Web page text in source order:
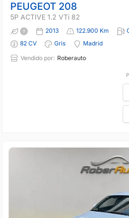
PEUGEOT 208
5P ACTIVE 1.2 VTi 82
2013 122.900 Km
82 CV
Gris
Madrid
Vendido por: Roberauto